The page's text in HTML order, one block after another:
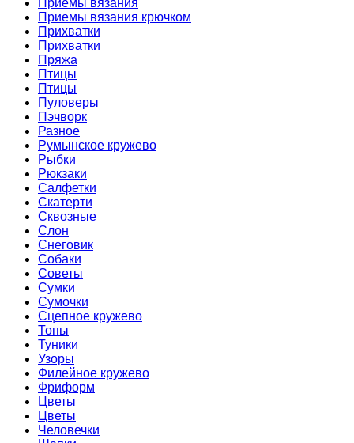
Приемы вязания
Приемы вязания крючком
Прихватки
Прихватки
Пряжа
Птицы
Птицы
Пуловеры
Пэчворк
Разное
Румынское кружево
Рыбки
Рюкзаки
Салфетки
Скатерти
Сквозные
Слон
Снеговик
Собаки
Советы
Сумки
Сумочки
Сцепное кружево
Топы
Туники
Узоры
Филейное кружево
Фриформ
Цветы
Цветы
Человечки